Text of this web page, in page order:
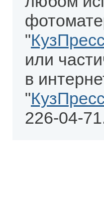
"
или
в
"
226-04-